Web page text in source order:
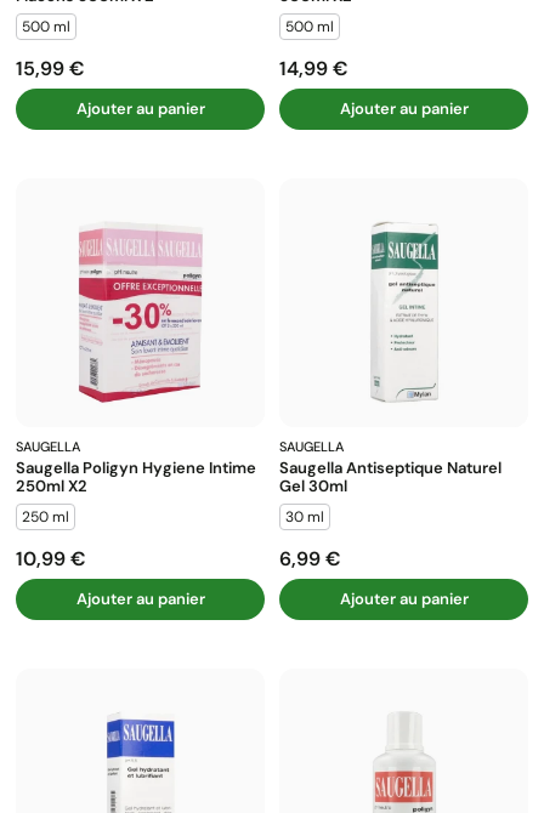
500 ml
Prix
15,99 €
Ajouter au panier
500 ml
Prix
14,99 €
Ajouter au panier
SAUGELLA
Saugella Poligyn Hygiene Intime
250ml X2
250 ml
Prix
10,99 €
Ajouter au panier
SAUGELLA
Saugella Antiseptique Naturel
Gel 30ml
30 ml
Prix
6,99 €
Ajouter au panier